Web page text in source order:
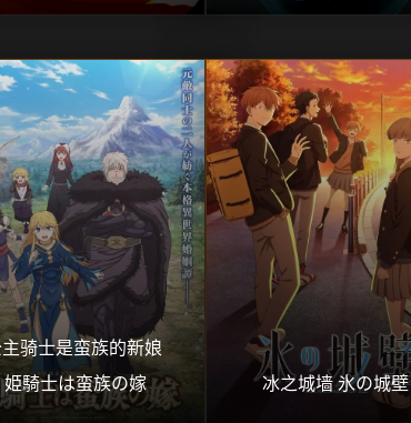
骑士是蛮族的新娘
姫騎士は蛮族の嫁
冰之城墙 氷の城壁